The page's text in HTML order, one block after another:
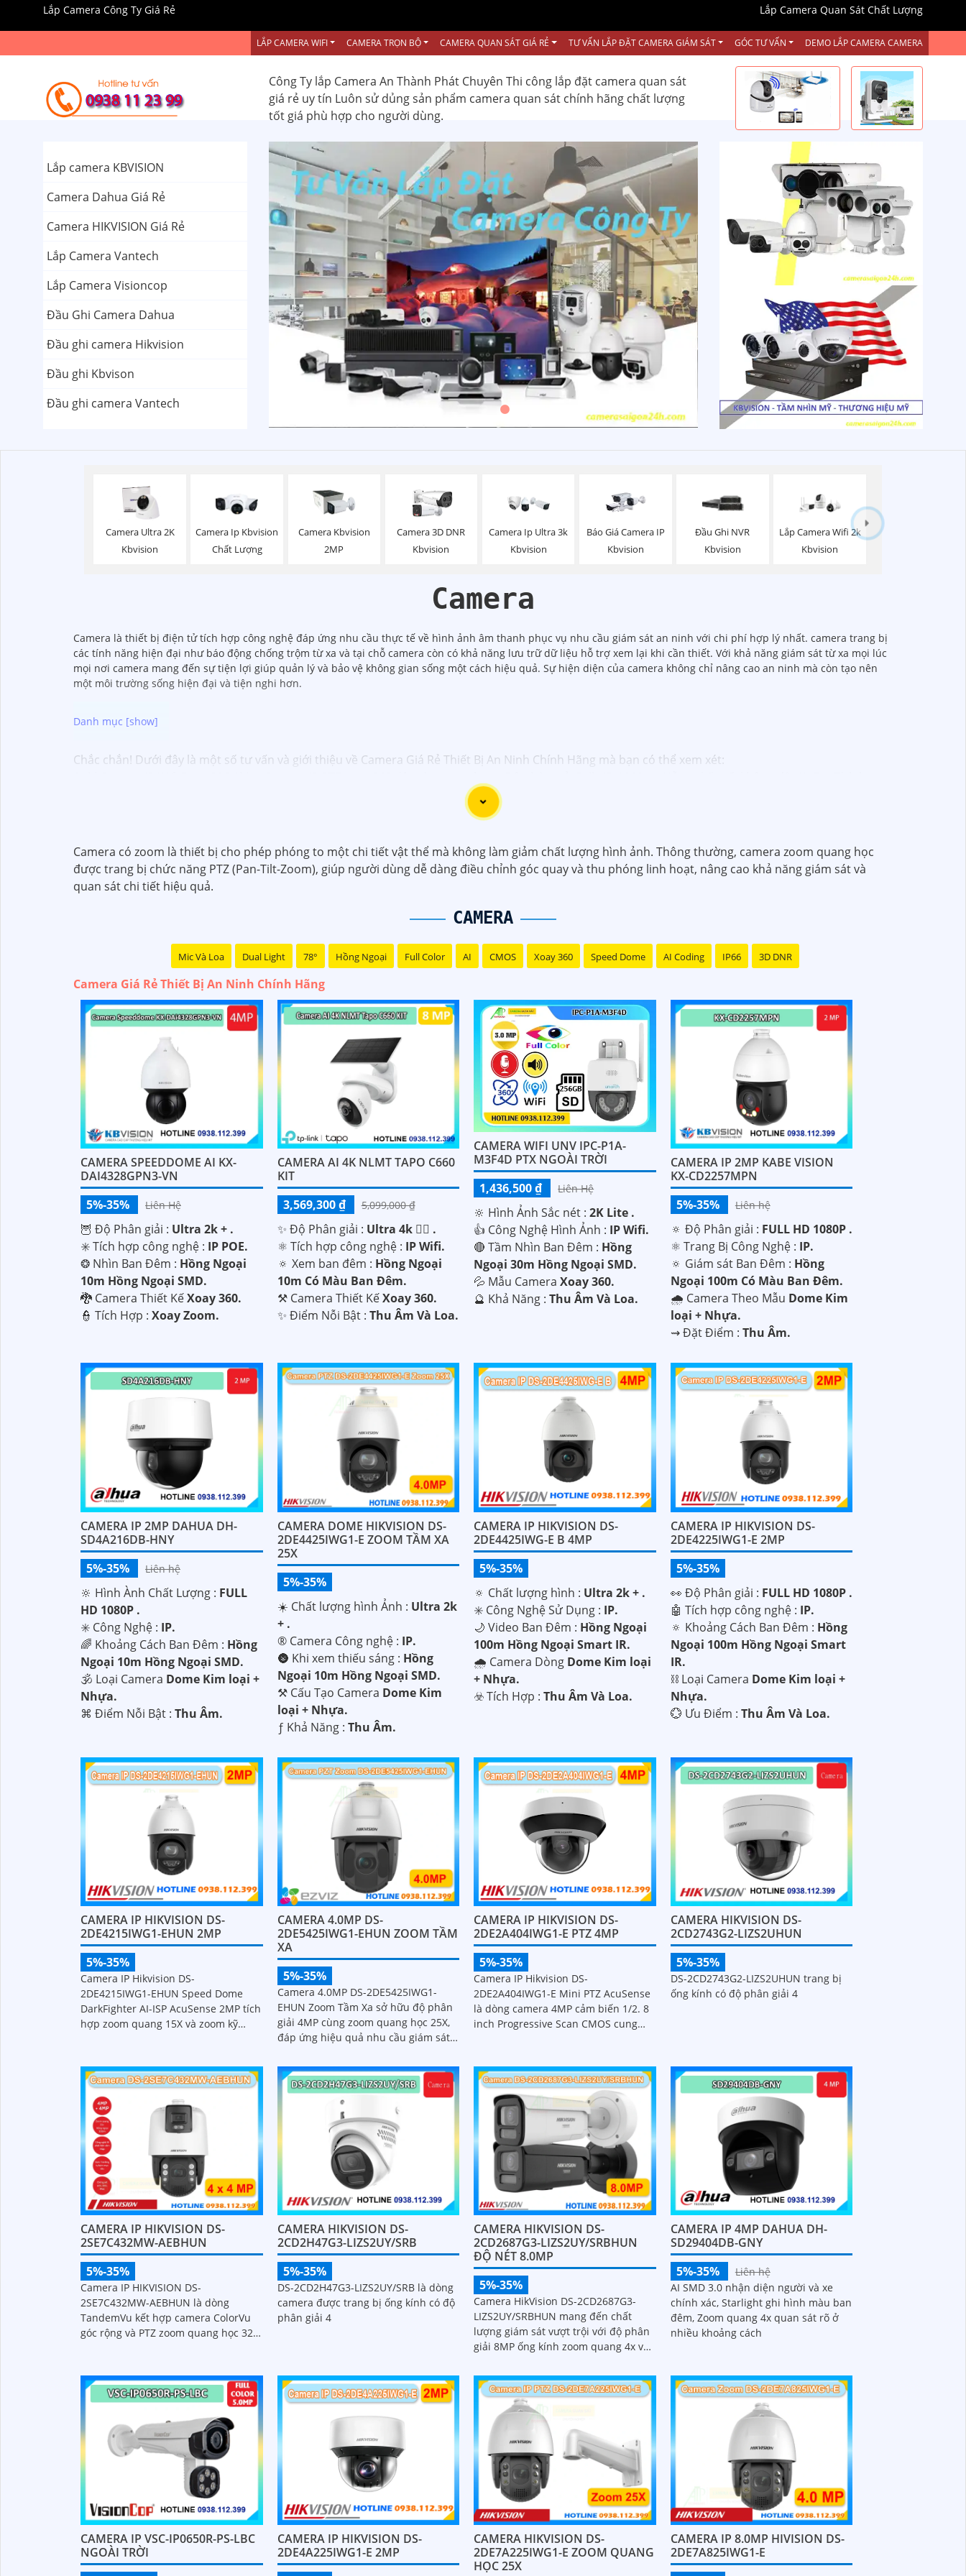
Lắp Camera Công Ty Giá Rẻ Lắp Camera Quan Sát Chất Lượng
LẮP CAMERA WIFI CAMERA TRỌN BỘ CAMERA QUAN SÁT GIÁ RẺ TƯ VẤN LẮP ĐẶT CAMERA GIÁM SÁT GÓC TƯ VẤN DEMO LẮP CAMERA CAMERA
Công Ty lắp Camera An Thành Phát Chuyên Thi công lắp đặt camera quan sát
giá rẻ uy tín Luôn sử dủng sản phẩm camera quan sát chính hãng chất lượng
tốt giá phù hợp cho người dùng.
Lắp camera KBVISION
Camera Dahua Giá Rẻ
Camera HIKVISION Giá Rẻ
Lắp Camera Vantech
Lắp Camera Visioncop
Đầu Ghi Camera Dahua
Đầu ghi camera Hikvision
Đầu ghi Kbvison
Đầu ghi camera Vantech
Camera Ultra 2K
Kbvision
Camera Ip Kbvision
Chất Lượng
Camera Kbvision
2MP
Camera 3D DNR
Kbvision
Camera Ip Ultra 3k
Kbvision
Báo Giá Camera IP
Kbvision
Đầu Ghi NVR
Kbvision
Lắp Camera Wifi 2k
Kbvision
Camera
Camera là thiết bị điện tử tích hợp công nghệ đáp ứng nhu cầu thực tế về hình ảnh âm thanh phục vụ nhu cầu giám sát an ninh với chi phí hợp lý nhất. camera trang bị
các tính năng hiện đại như báo động chống trộm từ xa và tại chỗ camera còn có khả năng lưu trữ dữ liệu hỗ trợ xem lại khi cần thiết. Với khả năng giám sát từ xa mọi lúc
mọi nơi camera mang đến sự tiện lợi giúp quản lý và bảo vệ không gian sống một cách hiệu quả. Sự hiện diện của camera không chỉ nâng cao an ninh mà còn tạo nên
một môi trường sống hiện đại và tiện nghi hơn.
Chắc chắn! Dưới đây là một số tư vấn và giới thiệu về Camera Giá Rẻ Thiết Bị An Ninh Chính Hãng mà bạn có thể xem xét:
công nghệ hồng ngoại thông minh. - Phù hợp để theo dõi khoảng cách xa.
**Camera Hikvision DS-2CD1021-I**: - Camera IP công nghệ H.265+ tiết kiệm băng thông. - Độ phân giải 2MP (1920x1080). - Hỗ trợ chống ngược
✳️3:**Camera Dahua HDCVI HAC-HFW1200T**: - Camera HDCVI 2MP hỗ trợ chất lượng hình ảnh cao. - Lens cố định 3.6mm. - Tầm quan sát hồng ngoại
lên đến 20m. - Chống ngược sáng Digital WDR, cân bằng sáng, chống nhiễu 3D. - Giá phải chăng với chất lượngchắc chắn hơn.
Nhớ kiểm tra và lựa chọn sản phẩm phù hợp với nhu cầu sử dụng và không gian lắp đặt của bạn. Bạn có thể tham khảo thêm thông tin chi tiết và mua
hàng tại các cửa hàng điện tử uy tín hoặc cửa hàng thiết bị an ninh chuyên nghiệp. Chúc bạn tìm được giải pháp an ninh phù hợp!
Camera có zoom là thiết bị cho phép phóng to một chi tiết vật thể mà không làm giảm chất lượng hình ảnh. Thông thường, camera zoom quang học
được trang bị chức năng PTZ (Pan-Tilt-Zoom), giúp người dùng dễ dàng điều chỉnh góc quay và thu phóng linh hoạt, nâng cao khả năng giám sát và
quan sát chi tiết hiệu quả.
CAMERA
Mic Và Loa Dual Light 78° Hồng Ngoại Full Color AI CMOS Xoay 360 Speed Dome AI Coding IP66 3D DNR
Camera Giá Rẻ Thiết Bị An Ninh Chính Hãng
CAMERA SPEEDDOME AI KX-
DAI4328GPN3-VN
5%-35%
Liên Hệ
🦉 Độ Phân giải : Ultra 2k + .
✳️ Tích hợp công nghệ : IP POE.
❂ Nhìn Ban Đêm : Hồng Ngoại
10m Hồng Ngoại SMD.
🐉️ Camera Thiết KếXoay 360.
️👮 Tích Hợp : Xoay Zoom.
CAMERA AI 4K NLMT TAPO C660
KIT
3,569,300 ₫
5,099,000 ₫
✨ Độ Phân giải : Ultra 4k 👍🏾 .
⚛️ Tích hợp công nghệ : IP Wifi.
🔅 Xem ban đêm : Hồng Ngoại
10m Có Màu Ban Ðêm.
⚒ Camera Thiết KếXoay 360.
️✨ Điểm Nỗi Bật : Thu Âm Và Loa.
CAMERA WIFI UNV IPC-P1A-
M3F4D PTX NGOÀI TRỜI
1,436,500 ₫
Liên Hệ
🔆 Hình Ảnh Sắc nét :2K Lite .
👍 Công Nghệ Hình Ảnh : IP Wifi.
🔴 Tầm Nhìn Ban Đêm : Hồng
Ngoại 30m Hồng Ngoại SMD.
💦 Mẫu CameraXoay 360.
️🔮 Khả Năng :Thu Âm Và Loa.
CAMERA IP 2MP KABE VISION
KX-CD2257MPN
5%-35%
Liên hệ
🔅 Độ Phân giải : FULL HD 1080P .
⚛️ Trang Bị Công Nghệ : IP.
🔅 Giám sát Ban Đêm : Hồng
Ngoại 100m Có Màu Ban Ðêm.
🌧️ Camera Theo Mẫu Dome Kim
loại + Nhựa.
️⇝ Đặt Điểm : Thu Âm.
CAMERA IP 2MP DAHUA DH-
SD4A216DB-HNY
5%-35%
Liên hệ
🔆 Hình Ành Chất Lượng : FULL
HD 1080P .
✳️ Công Nghệ : IP.
🌈 Khoảng Cách Ban Đêm : Hồng
Ngoại 10m Hồng Ngoại SMD.
🕉️ Loại Camera Dome Kim loại +
Nhựa.
️⌘ Điểm Nỗi Bật : Thu Âm.
CAMERA DOME HIKVISION DS-
2DE4425IWG1-E ZOOM TẦM XA
25X
5%-35%
☀️ Chất lượng hình Ảnh : Ultra 2k
+ .
®️ Camera Công nghệ : IP.
🌚 Khi xem thiếu sáng : Hồng
Ngoại 10m Hồng Ngoại SMD.
⚒ Cấu Tạo Camera Dome Kim
loại + Nhựa.
️ƒ Khả Năng : Thu Âm.
CAMERA IP HIKVISION DS-
2DE4425IWG-E B 4MP
5%-35%
🔅 Chất lượng hình : Ultra 2k + .
✳️ Công Nghệ Sử Dụng : IP.
🌙 Video Ban Đêm : Hồng Ngoại
100m Hồng Ngoại Smart IR.
🌧️ Camera Dòng Dome Kim loại
+ Nhựa.
️☣️ Tích Hợp :Thu Âm Và Loa.
CAMERA IP HIKVISION DS-
2DE4225IWG1-E 2MP
5%-35%
️👀 Độ Phân giải : FULL HD 1080P .
🤖️ Tích hợp công nghệ : IP.
🔅 Khoảng Cách Ban Đêm : Hồng
Ngoại 100m Hồng Ngoại Smart
IR.
⛓ Loại Camera Dome Kim loại +
Nhựa.
️💮 Ưu Điểm : Thu Âm Và Loa.
CAMERA IP HIKVISION DS-
2DE4215IWG1-EHUN 2MP
5%-35%
Camera IP Hikvision DS-
2DE4215IWG1-EHUN Speed Dome
DarkFighter AI-ISP AcuSense 2MP tích
hợp zoom quang 15X và zoom kỹ
CAMERA 4.0MP DS-
2DE5425IWG1-EHUN ZOOM TẦM
XA
5%-35%
Camera 4.0MP DS-2DE5425IWG1-
EHUN Zoom Tầm Xa sở hữu độ phân
giải 4MP cùng zoom quang học 25X,
đáp ứng hiệu quả nhu cầu giám sát
CAMERA IP HIKVISION DS-
2DE2A404IWG1-E PTZ 4MP
5%-35%
Camera IP Hikvision DS-
2DE2A404IWG1-E Mini PTZ AcuSense
là dòng camera 4MP cảm biến 1/2. 8
inch Progressive Scan CMOS cung
CAMERA HIKVISION DS-
2CD2743G2-LIZS2UHUN
5%-35%
DS-2CD2743G2-LIZS2UHUN trang bị
ống kính có độ phân giải 4
CAMERA IP HIKVISION DS-
2SE7C432MW-AEBHUN
5%-35%
Camera IP HIKVISION DS-
2SE7C432MW-AEBHUN là dòng
TandemVu kết hợp camera ColorVu
góc rộng và PTZ zoom quang học 32X
CAMERA HIKVISION DS-
2CD2H47G3-LIZS2UY/SRB
5%-35%
DS-2CD2H47G3-LIZS2UY/SRB là dòng
camera được trang bị ống kính có độ
phân giải 4
CAMERA HIKVISION DS-
2CD2687G3-LIZS2UY/SRBHUN
ĐỘ NÉT 8.0MP
5%-35%
Camera HikVision DS-2CD2687G3-
LIZS2UY/SRBHUN mang đến chất
lượng giám sát vượt trội với độ phân
giải 8MP ống kính zoom quang 4x và
CAMERA IP 4MP DAHUA DH-
SD29404DB-GNY
5%-35%
Liên hệ
AI SMD 3.0 nhận diện người và xe
chính xác, Starlight ghi hình màu ban
đêm, Zoom quang 4x quan sát rõ ở
nhiều khoảng cách
CAMERA IP VSC-IP0650R-PS-LBC
NGOÀI TRỜI
CAMERA IP HIKVISION DS-
2DE4A225IWG1-E 2MP
CAMERA HIKVISION DS-
2DE7A225IWG1-E ZOOM QUANG
HỌC 25X
CAMERA IP 8.0MP HIVISION DS-
2DE7A825IWG1-E